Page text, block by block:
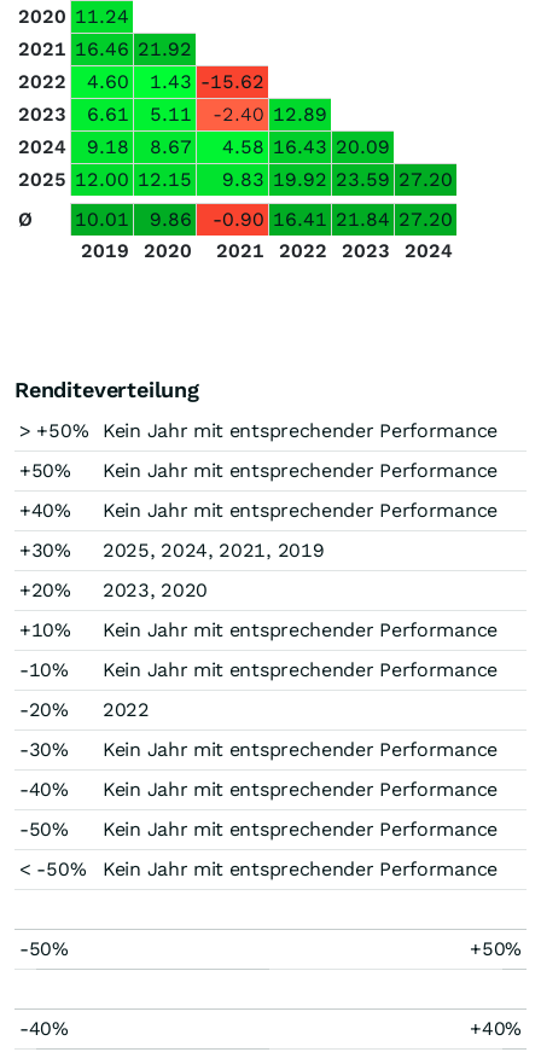
2020 11.24
2021 16.46 21.92
2022
4.60 1.43 -15.62
2023
6.61 5.11 -2.40 12.89
2024
9.18 8.67 4.58 16.43 20.09
2025 12.00 12.15 9.83 19.92 23.59 27.20
Ø
10.01 9.86 -0.90 16.41 21.84 27.20
2019
2020 2021 2022 2023 2024
Renditeverteilung
> +50%
Kein Jahr mit entsprechender Performance
+50%
Kein Jahr mit entsprechender Performance
+40%
Kein Jahr mit entsprechender Performance
+30%
2025, 2024, 2021, 2019
+20%
2023, 2020
+10%
Kein Jahr mit entsprechender Performance
-10%
Kein Jahr mit entsprechender Performance
-20%
2022
-30%
Kein Jahr mit entsprechender Performance
-40%
Kein Jahr mit entsprechender Performance
-50%
Kein Jahr mit entsprechender Performance
< -50%
Kein Jahr mit entsprechender Performance
-50% +50%
-40% +40%